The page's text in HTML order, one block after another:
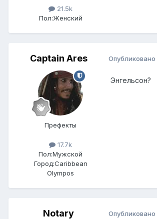
21.5k
Пол:Женский
Captain Ares
Префекты
17.7k
Пол:Мужской
Город:Caribbean
Olympos
Опубликовано
Энгельсон?
Notary Опубликовано